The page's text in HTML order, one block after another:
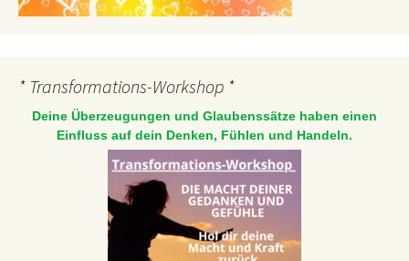
* Transformations-Workshop *
Deine Überzeugungen und Glaubenssätze haben einen
Einfluss auf dein Denken, Fühlen und Handeln.